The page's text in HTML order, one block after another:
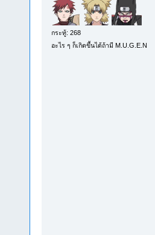
กระทู้: 268
อะไร ๆ ก็เกิดขึ้นได้ถ้ามี M.U.G.E.N